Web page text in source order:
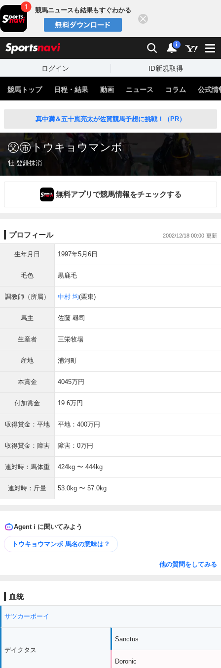
競馬ニュースも結果もすぐわかる
検索 通知
i
ログイン ID新規取得
競馬トップ 日程・結果 動画 ニュース コラム 公式情
真中満＆五十嵐亮太が佐賀競馬予想に挑戦！（PR）
トウキョウマンボ
牡 登録抹消
無料アプリで競馬情報をチェックする
プロフィール 2002/12/18 00:00
生年月日 1997年5月6日
毛色 黒鹿毛
調教師（所属） 中村 均(栗東)
馬主 佐藤 尋司
生産者 三栄牧場
産地 浦河町
本賞金 4045万円
付加賞金 19.6万円
収得賞金：平地 平地：400万円
収得賞金：障害 障害：0万円
連対時：馬体重 424kg 〜 444kg
連対時：斤量 53.0kg 〜 57.0kg
Agent i に聞いてみよう
トウキョウマンボ 馬名の意味は？
他の質問をしてみる
血統
サツカーボーイ
デイクタス
Sanctus
Doronic